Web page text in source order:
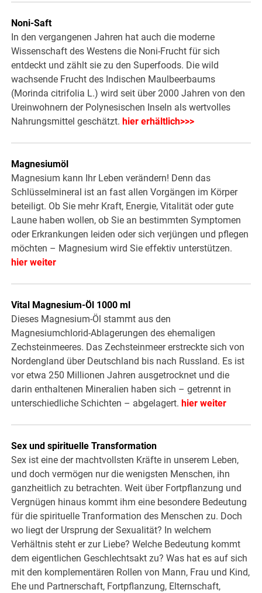
Noni-Saft
In den vergangenen Jahren hat auch die moderne
Wissenschaft des Westens die Noni-Frucht für sich
entdeckt und zählt sie zu den Superfoods. Die wild
wachsende Frucht des Indischen Maulbeerbaums
(Morinda citrifolia L.) wird seit über 2000 Jahren von den
Ureinwohnern der Polynesischen Inseln als wertvolles
Nahrungsmittel geschätzt. hier erhältlich>>>
Magnesiumöl
Magnesium kann Ihr Leben verändern! Denn das
Schlüsselmineral ist an fast allen Vorgängen im Körper
beteiligt. Ob Sie mehr Kraft, Energie, Vitalität oder gute
Laune haben wollen, ob Sie an bestimmten Symptomen
oder Erkrankungen leiden oder sich verjüngen und pflegen
möchten – Magnesium wird Sie effektiv unterstützen.
hier weiter
Vital Magnesium-Öl 1000 ml
Dieses Magnesium-Öl stammt aus den
Magnesiumchlorid-Ablagerungen des ehemaligen
Zechsteinmeeres. Das Zechsteinmeer erstreckte sich von
Nordengland über Deutschland bis nach Russland. Es ist
vor etwa 250 Millionen Jahren ausgetrocknet und die
darin enthaltenen Mineralien haben sich – getrennt in
unterschiedliche Schichten – abgelagert. hier weiter
Sex und spirituelle Transformation
Sex ist eine der machtvollsten Kräfte in unserem Leben,
und doch vermögen nur die wenigsten Menschen, ihn
ganzheitlich zu betrachten. Weit über Fortpflanzung und
Vergnügen hinaus kommt ihm eine besondere Bedeutung
für die spirituelle Tranformation des Menschen zu. Doch
wo liegt der Ursprung der Sexualität? In welchem
Verhältnis steht er zur Liebe? Welche Bedeutung kommt
dem eigentlichen Geschlechtsakt zu? Was hat es auf sich
mit den komplementären Rollen von Mann, Frau und Kind,
Ehe und Partnerschaft, Fortpflanzung, Elternschaft,